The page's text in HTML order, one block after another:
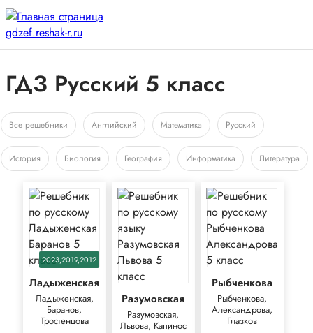
ГДЗ Русский 5 класс
Все решебники Английский Математика Русский
История Биология География Информатика Литература
2023,2019,2012
Ладыженская
Ладыженская,
Баранов,
Тростенцова
Разумовская
Разумовская,
Львова, Капинос
Рыбченкова
Рыбченкова,
Александрова,
Глазков